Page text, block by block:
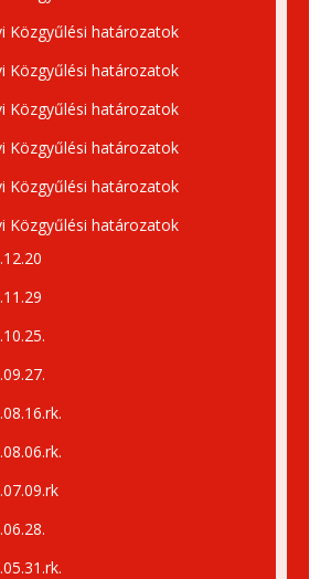
Közgyűlési határozatok
Közgyűlési határozatok
Közgyűlési határozatok
Közgyűlési határozatok
Közgyűlési határozatok
Közgyűlési határozatok